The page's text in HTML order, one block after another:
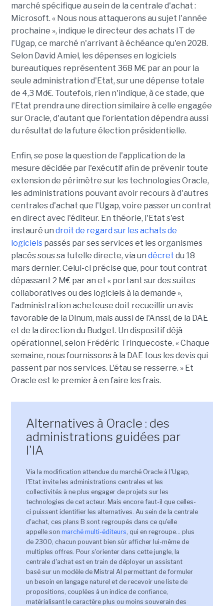
marché spécifique au sein de la centrale d'achat :
Microsoft. « Nous nous attaquerons au sujet l'année
prochaine », indique le directeur des achats IT de
l'Ugap, ce marché n'arrivant à échéance qu'en 2028.
Selon David Amiel, les dépenses en logiciels
bureautiques représentent 368 M€ par an pour la
seule administration d'Etat, sur une dépense totale
de 4,3 Md€. Toutefois, rien n'indique, à ce stade, que
l'Etat prendra une direction similaire à celle engagée
sur Oracle, d'autant que l'orientation dépendra aussi
du résultat de la future élection présidentielle.
Enfin, se pose la question de l'application de la
mesure décidée par l'exécutif afin de prévenir toute
extension de périmètre sur les technologies Oracle,
les administrations pouvant avoir recours à d'autres
centrales d'achat que l'Ugap, voire passer un contrat
en direct avec l'éditeur. En théorie, l'Etat s'est
instauré un droit de regard sur les achats de
logicielspassés par ses services et les organismes
placés sous sa tutelle directe, via un décret du 18
mars dernier. Celui-ci précise que, pour tout contrat
dépassant 2 M€ par an et « portant sur des suites
collaboratives ou des logiciels à la demande »,
l'administration acheteuse doit recueillir un avis
favorable de la Dinum, mais aussi de l'Anssi, de la DAE
et de la direction du Budget. Un dispositif déjà
opérationnel, selon Frédéric Trinquecoste. « Chaque
semaine, nous fournissons à la DAE tous les devis qui
passent par nos services. L'étau se resserre. » Et
Oracle est le premier à en faire les frais.
Alternatives à Oracle : des
administrations guidées par
l'IA
Via la modification attendue du marché Oracle à l'Ugap,
l'Etat invite les administrations centrales et les
collectivités à ne plus engager de projets sur les
technologies de cet acteur. Mais encore faut-il que celles-
ci puissent identifier les alternatives. Au sein de la centrale
d'achat, ces plans B sont regroupés dans ce qu'elle
appelle son marché multi-éditeurs, qui en regroupe... plus
de 2300, chacun pouvant bien sûr afficher lui-même de
multiples offres. Pour s'orienter dans cette jungle, la
centrale d'achat est en train de déployer un assistant
basé sur un modèle de Mistral AI permettant de formuler
un besoin en langage naturel et de recevoir une liste de
propositions, couplées à un indice de confiance,
matérialisant le caractère plus ou moins souverain des